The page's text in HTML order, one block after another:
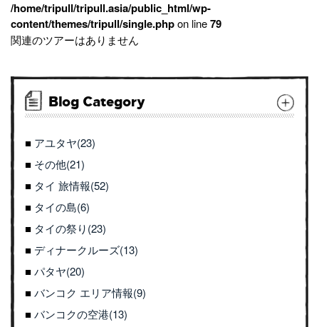
/home/tripull/tripull.asia/public_html/wp-
content/themes/tripull/single.phpon line79
関連のツアーはありません
Blog Category
アユタヤ(23)
その他(21)
タイ 旅情報(52)
タイの島(6)
タイの祭り(23)
ディナークルーズ(13)
パタヤ(20)
バンコク エリア情報(9)
バンコクの空港(13)